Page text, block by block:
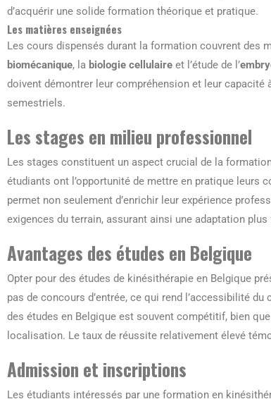
d’acquérir une solide formation théorique et pratique.
Les matières enseignées
Les cours dispensés durant la formation couvrent des
biomécanique, la biologie cellulaire et l’étude de l’
doivent démontrer leur compréhension et leur
semestriels.
Les stages en milieu professionnel
Les stages constituent un aspect crucial de la
étudiants ont l’opportunité de mettre en pratique leurs
permet non seulement d’enrichir leur expérience
exigences du terrain, assurant ainsi une adaptation
Avantages des études en Belgique
Opter pour des études de kinésithérapie en Belgique
pas de concours d’entrée, ce qui rend l’accessibilité
des études en Belgique est souvent compétitif, bien
localisation. Le taux de réussite relativement élevé
Admission et inscriptions
Les étudiants intéressés par une formation en